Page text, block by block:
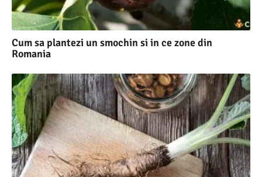
Cum sa plantezi un smochin si in ce zone din
Romania